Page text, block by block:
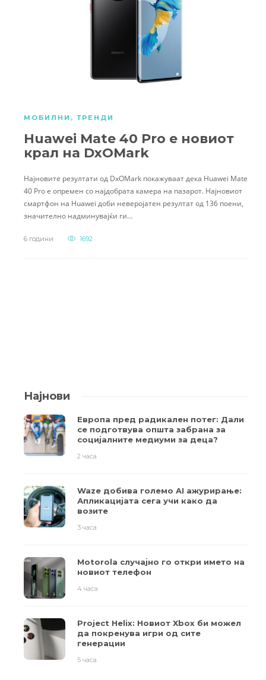
МОБИЛНИ , ТРЕНДИ
Huawei Mate 40 Pro е новиот
крал на DxOMark
Најновите резултати од DxOMark покажуваат дека Huawei Mate
40 Pro е опремен со најдобрата камера на пазарот. Најновиот
смартфон на Huawei доби неверојатен резултат од 136 поени,
значително надминувајќи ги…
6 години 1692
Најнови
Европа пред радикален потег: Дали
се подготвува општа забрана за
социјалните медиуми за деца?
2 часа
Waze добива големо AI ажурирање:
Апликацијата сега учи како да
возите
3 часа
Motorola случајно го откри името на
новиот телефон
4 часа
Project Helix: Новиот Xbox би можел
да покренува игри од сите
генерации
5 часа